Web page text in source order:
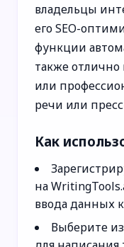
владельцы
его SEO-
функции
также отлично
или
речи или
Как
на
ввода данных
Выберите